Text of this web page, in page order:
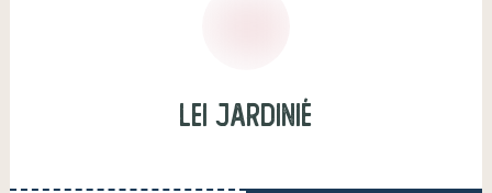
Lei Jardinié